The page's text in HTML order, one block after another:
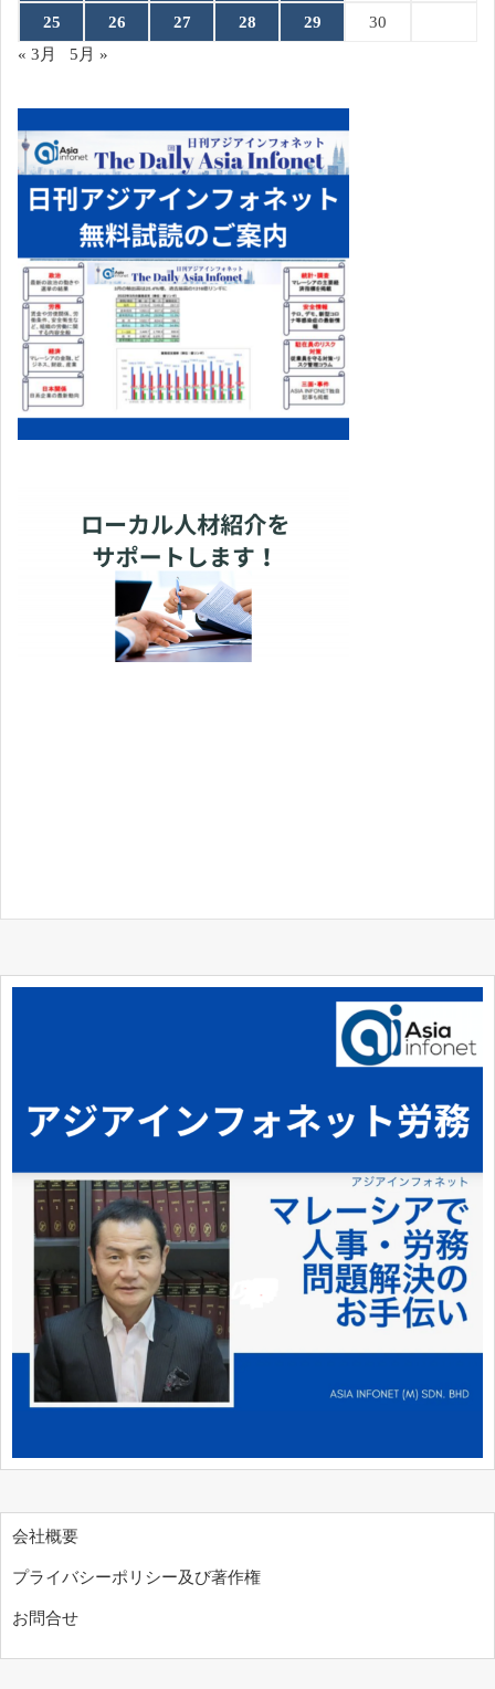
25 26 27 28 29
30
« 3月
5月 »
会社概要
プライバシーポリシー及び著作権
お問合せ